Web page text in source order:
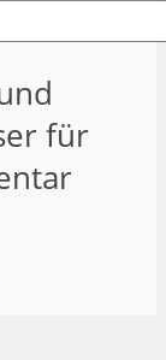
für